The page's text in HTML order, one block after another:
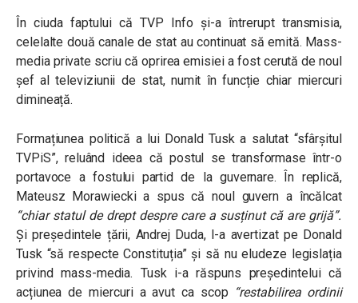
În ciuda faptului că TVP Info și-a întrerupt transmisia,
celelalte două canale de stat au continuat să emită. Mass-
media private scriu că oprirea emisiei a fost cerută de noul
șef al televiziunii de stat, numit în funcție chiar miercuri
dimineață.
Formațiunea politică a lui Donald Tusk a salutat “sfârșitul
TVPiS”, reluând ideea că postul se transformase într-o
portavoce a fostului partid de la guvernare. În replică,
Mateusz Morawiecki a spus că noul guvern a încălcat
“chiar statul de drept despre care a susținut că are grijă”.
Și președintele țării, Andrej Duda, l-a avertizat pe Donald
Tusk “să respecte Constituția” și să nu eludeze legislația
privind mass-media. Tusk i-a răspuns președintelui că
acțiunea de miercuri a avut ca scop “restabilirea ordinii